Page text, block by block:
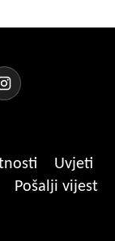
Uvjeti
Pošalji vijest